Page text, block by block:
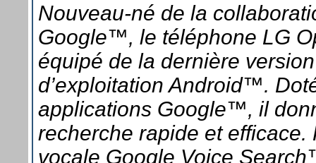
Nouveau-né de la
Google™, le téléphone LG
équipé de la dernière
d’exploitation Android™.
applications Google™, il
recherche rapide et efficace.
vocale Google Voice